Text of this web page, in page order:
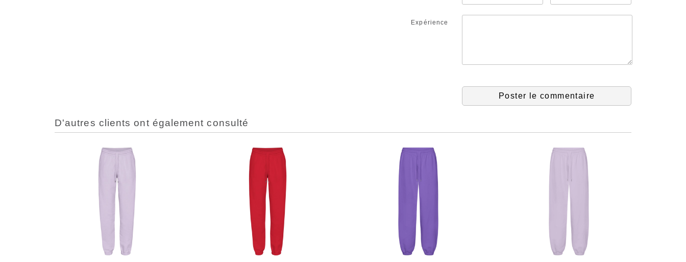
Expérience
Poster le commentaire
D'autres clients ont également consulté